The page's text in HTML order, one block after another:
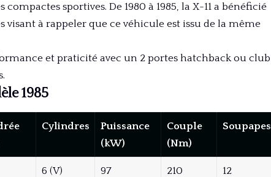
sportives. De 1980 à 1985, la X-11 a bénéficié
à rappeler que ce véhicule est issu de la même
et praticité avec un 2 portes hatchback ou club
1985
Cylindres
Puissance
(kW)
Couple
(Nm)
Soupapes
6 (V) 97 210 12